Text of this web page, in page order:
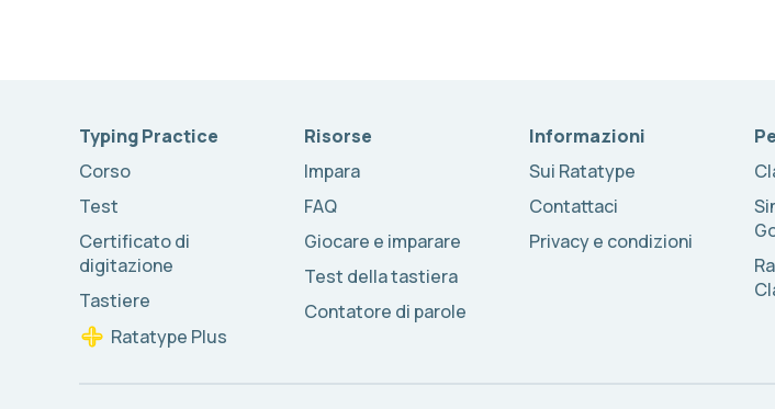
Typing Practice
Corso
Test
Certificato di
digitazione
Tastiere
Ratatype Plus
Risorse
Impara
FAQ
Giocare e imparare
Test della tastiera
Contatore di parole
Informazioni
Sui Ratatype
Contattaci
Privacy e condizioni